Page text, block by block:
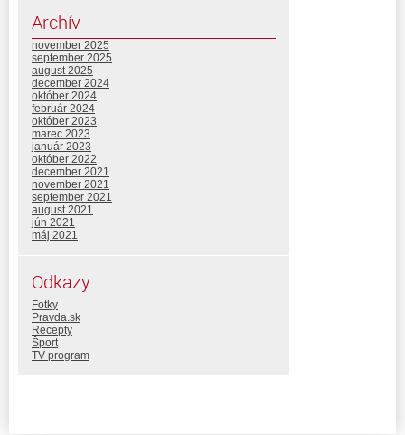
Archív
november 2025
september 2025
august 2025
december 2024
október 2024
február 2024
október 2023
marec 2023
január 2023
október 2022
december 2021
november 2021
september 2021
august 2021
jún 2021
máj 2021
Odkazy
Fotky
Pravda.sk
Recepty
Šport
TV program